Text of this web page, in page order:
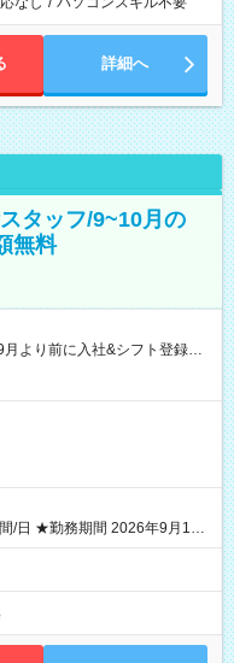
詳細へ
タッフ/9~10月の
無料
月より前に入社&シフト登録す
UP! 日給1万1500円でしっか
期間なし
/日 ★勤務期間 2026年9月16
期間中フル勤務できる方優遇
期間前から勤務スタートも可